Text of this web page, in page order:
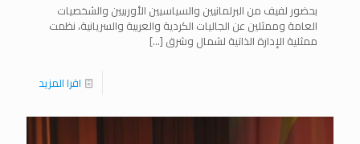
بحضور لفيف من البرلمانيين والسياسيين الأوربيين والشخصيات
العامة وممثلين عن الجاليات الكردية والعربية والسريانية، نظمت
ممثلية الإدارة الذاتية لشمال وشرق […]
اقرا المزيد